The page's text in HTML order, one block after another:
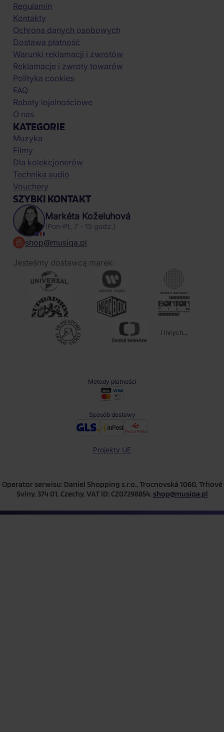
Regulamin
Kontakty
Ochrona danych osobowych
Dostawa płatność
Warunki reklamacji i zwrotów
Reklamacje i zwroty towarów
Polityka cookies
FAQ
Rabaty lojalnościowe
O nas
KATEGORIE
Muzyka
Filmy
Dla kolekcjonerów
Technika audio
Vouchery
SZYBKI KONTAKT
Markéta Koželuhová
(Pon-Pt, 7 - 15 godz.)
shop@musiqa.pl
Jesteśmy dostawcą marek:
i innych...
Metody płatności
Sposób dostawy
Projekty UE
Operator serwisu: Daniel Shopping s.r.o., Trocnovská 1060, Trhové
Sviny, 374 01, Czechy, VAT ID: CZ07298854, shop@musiqa.pl